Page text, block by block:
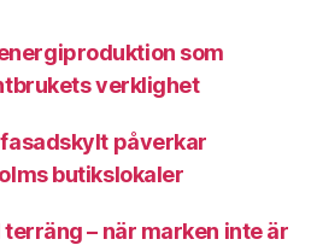
som
verklighet
påverkar
butikslokaler
– när marken inte är